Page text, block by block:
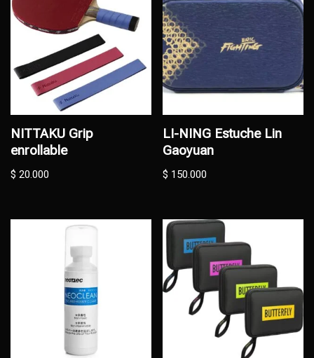
NITTAKU Grip
enrollable
$ 20.000
LI-NING Estuche Lin
Gaoyuan
$ 150.000